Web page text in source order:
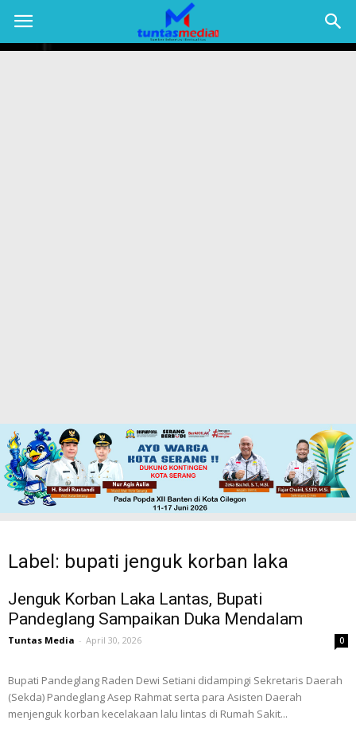
TUNTAS
Label: bupati jenguk korban laka
Jenguk Korban Laka Lantas, Bupati
Pandeglang Sampaikan Duka Mendalam
Tuntas Media - April 30, 2026 0
Bupati Pandeglang Raden Dewi Setiani didampingi Sekretaris Daerah
(Sekda) Pandeglang Asep Rahmat serta para Asisten Daerah
menjenguk korban kecelakaan lalu lintas di Rumah Sakit...